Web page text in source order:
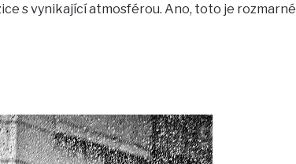
s vynikající atmosférou. Ano, toto je rozmarné